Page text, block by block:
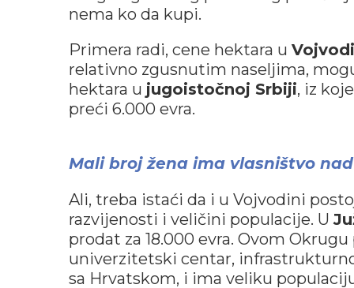
nema ko da kupi.
Primera radi, cene hektara u
relativno zgusnutim naseljima,
hektara u jugoistočnoj Srbiji, iz
preći 6.000 evra.
Mali broj žena ima vlasništvo
Ali, treba istaći da i u Vojvodini
razvijenosti i veličini populacije. U
prodat za 18.000 evra. Ovom
univerzitetski centar,
sa Hrvatskom, i ima veliku